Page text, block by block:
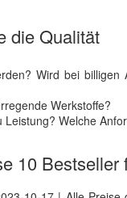
die Qualität
Wird bei
Werkstoffe?
Welche
10